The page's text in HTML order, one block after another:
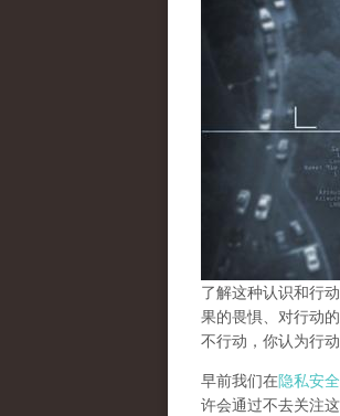
了解这种认识和行
果的畏惧、对行动
不行动，你认为行
早前我们在隐私安
许会通过不去关注